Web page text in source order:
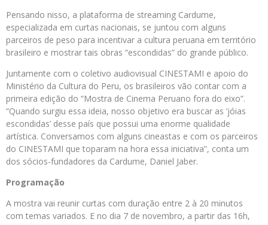
Pensando nisso, a plataforma de streaming Cardume,
especializada em curtas nacionais, se juntou com alguns
parceiros de peso para incentivar a cultura peruana em território
brasileiro e mostrar tais obras “escondidas” do grande público.
Juntamente com o coletivo audiovisual CINESTAMI e apoio do
Ministério da Cultura do Peru, os brasileiros vão contar com a
primeira edição do “Mostra de Cinema Peruano fora do eixo”.
“Quando surgiu essa ideia, nosso objetivo era buscar as ‘jóias
escondidas’ desse país que possui uma enorme qualidade
artística. Conversamos com alguns cineastas e com os parceiros
do CINESTAMI que toparam na hora essa iniciativa”, conta um
dos sócios-fundadores da Cardume, Daniel Jaber.
Programação
A mostra vai reunir curtas com duração entre 2 à 20 minutos
com temas variados. E no dia 7 de novembro, a partir das 16h,